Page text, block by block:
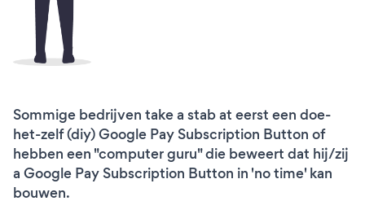
Sommige bedrijven take a stab at eerst een doe-
het-zelf (diy) Google Pay Subscription Button of
hebben een "computer guru" die beweert dat hij/zij
a Google Pay Subscription Button in 'no time' kan
bouwen.